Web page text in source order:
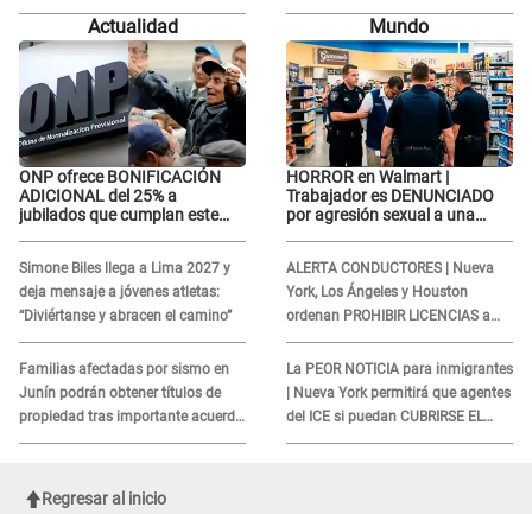
revisa si accedes aquí
Naldy Saldaña: “Muchas
Actualidad
ONP ofrece BONIFICACIÓN
ADICIONAL del 25% a
jubilados que cumplan este
Simone Biles llega a Lima 2027 y
deja mensaje a jóvenes atletas:
“Diviértanse y abracen el camino”
Familias afectadas por sismo en
Junín podrán obtener títulos de
propiedad tras importante acuerdo
de Cofopri
Mundo
HORROR en Walmart |
Trabajador es DENUNCIADO
por agresión sexual a una
ALERTA CONDUCTORES | Nueva
York, Los Ángeles y Houston
ordenan PROHIBIR LICENCIAS a
quienes no presenten ESTE
DOCUMENTO
La PEOR NOTICIA para inmigrantes
| Nueva York permitirá que agentes
del ICE si puedan CUBRIRSE EL
ROSTRO
Regresar al inicio